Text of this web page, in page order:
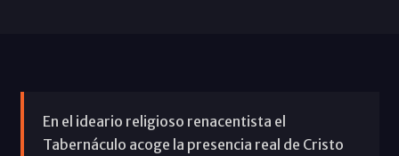
En el ideario religioso renacentista el
Tabernáculo acoge la presencia real de Cristo